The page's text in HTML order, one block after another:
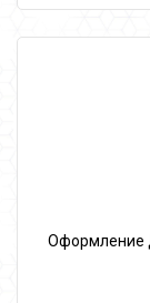
Оформление